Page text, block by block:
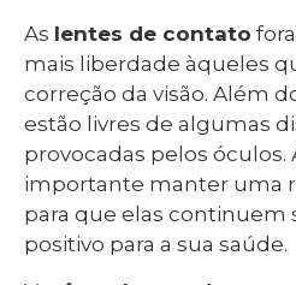
As lentes de contato
mais liberdade àqueles
correção da visão. Além
estão livres de algumas
provocadas pelos óculos.
importante manter uma
para que elas continuem
positivo para a sua saúde.